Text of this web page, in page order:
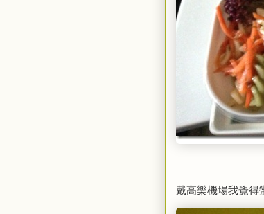
戴高樂機場我覺得